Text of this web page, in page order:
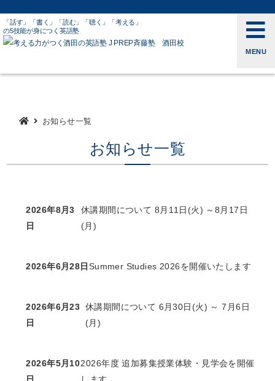
「話す」「書く」「読む」「聴く」「考える」
の5技能が身につく英語塾
MENU
TOPお知らせ一覧
お知らせ一覧
2026年8月3
日
休講期間について 8月11日(火) ～8月17日
(月)
2026年6月28日 Summer Studies 2026を開催いたします
2026年6月23
日
休講期間について 6月30日(火) ～ 7月6日
(月)
2026年5月102026年度 追加募集授業体験・見学会を開催